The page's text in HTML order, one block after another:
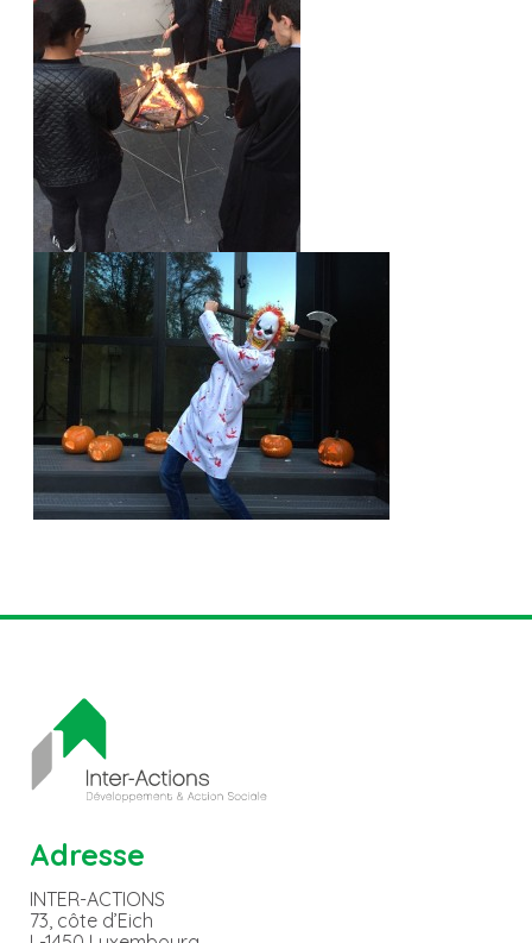
Adresse
INTER-ACTIONS
73, côte d’Eich